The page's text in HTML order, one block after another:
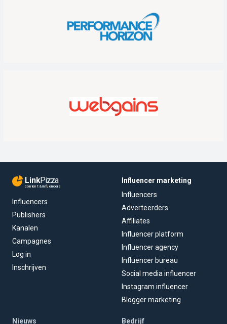
LinkPizza
content & influencers
Influencers
Publishers
Kanalen
Campagnes
Log in
Inschrijven
Influencer marketing
Influencers
Adverteerders
Affiliates
Influencer platform
Influencer agency
Influencer bureau
Social media influencer
Instagram influencer
Blogger marketing
Nieuws Bedrijf